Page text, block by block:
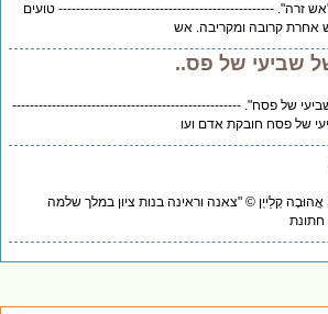
זרה". ------------------------------------------------- טועים
קרובה ומקריבה. אש
שביעי של פס..
של פסח". ----------------------------------------------------
פסח חובקת אדם ועו
קְלַייְן © "צאנה וראינה בנות ציון במלך שלמה